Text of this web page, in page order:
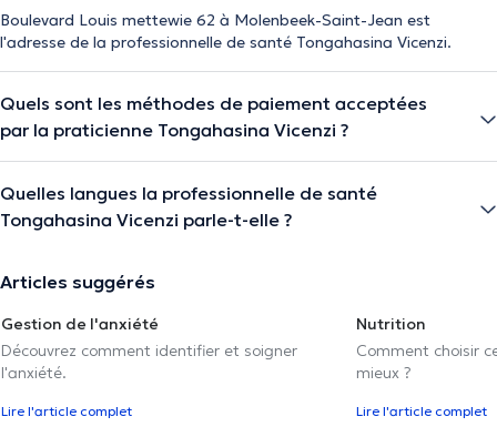
Boulevard Louis mettewie 62 à Molenbeek-Saint-Jean est
l'adresse de la professionnelle de santé Tongahasina Vicenzi.
Quels sont les méthodes de paiement acceptées
par la praticienne Tongahasina Vicenzi ?
Quelles langues la professionnelle de santé
Tongahasina Vicenzi parle-t-elle ?
Articles suggérés
Gestion de l'anxiété
Découvrez comment identifier et soigner
l'anxiété.
Lire l'article complet
Nutrition
Comment choisir
mieux ?
Lire l'article complet